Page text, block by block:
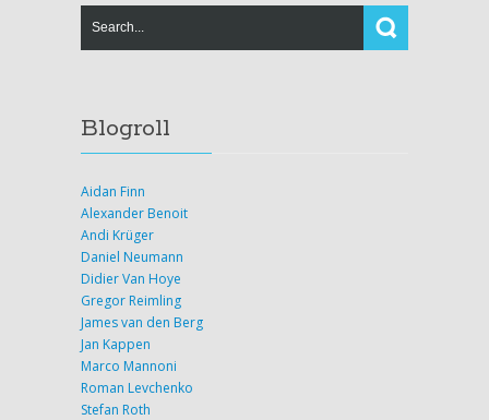
Blogroll
Aidan Finn
Alexander Benoit
Andi Krüger
Daniel Neumann
Didier Van Hoye
Gregor Reimling
James van den Berg
Jan Kappen
Marco Mannoni
Roman Levchenko
Stefan Roth